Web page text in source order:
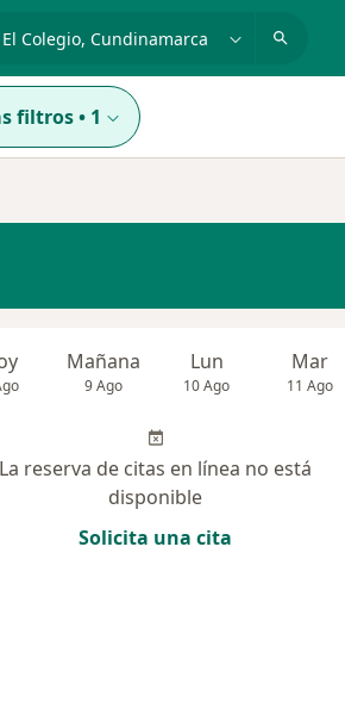
filtros• 1
Mañana
9 Ago
Lun
10 Ago
Mar
11 Ago
La reserva de citas en línea no está
disponible
Solicita una cita